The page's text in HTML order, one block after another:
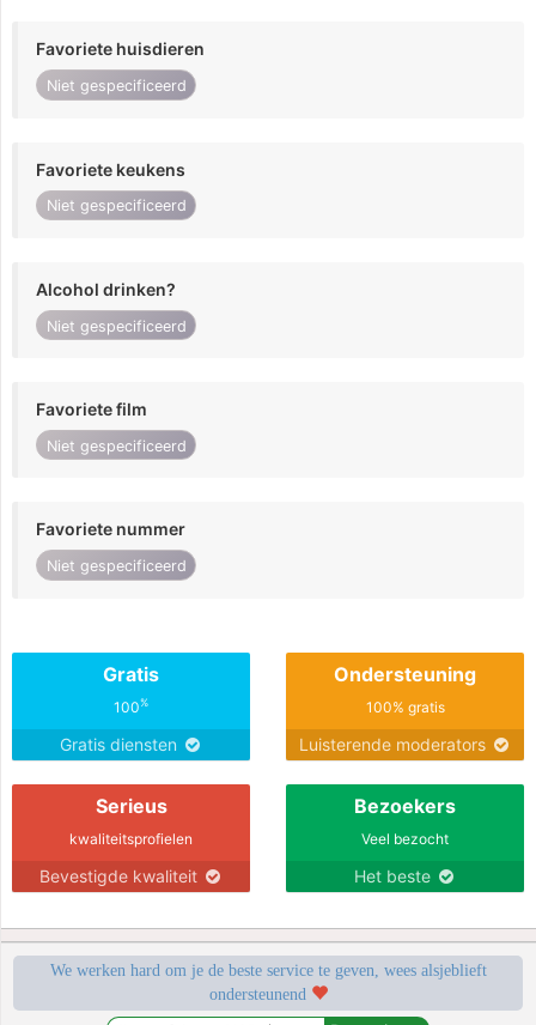
Favoriete huisdieren
Niet gespecificeerd
Favoriete keukens
Niet gespecificeerd
Alcohol drinken?
Niet gespecificeerd
Favoriete film
Niet gespecificeerd
Favoriete nummer
Niet gespecificeerd
Gratis
100%
Gratis diensten
Ondersteuning
100% gratis
Luisterende moderators
Serieus
kwaliteitsprofielen
Bevestigde kwaliteit
Bezoekers
Veel bezocht
Het beste
We werken hard om je de beste service te geven, wees alsjeblieft
ondersteunend